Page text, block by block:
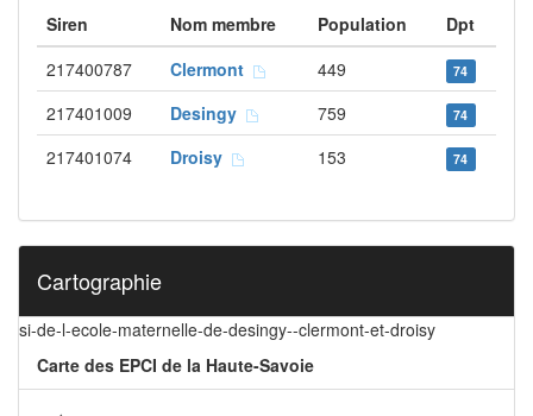
Siren Nom membre Population
Dpt
217400787
Clermont 449 74
217401009 Desingy 759 74
217401074 Droisy 153 74
Cartographie
si-de-l-ecole-maternelle-de-desingy--clermont-et-droisy
Carte des EPCI de la Haute-Savoie